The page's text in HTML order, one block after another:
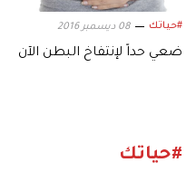
#حياتك 08 ديسمبر 2016
ضعي حداً لإنتفاخ البطن الآن
#حياتك